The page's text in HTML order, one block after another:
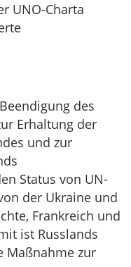
UNO-Charta
des
Erhaltung der
und zur
Status von UN-
der Ukraine und
Frankreich und
ist Russlands
Maßnahme zur